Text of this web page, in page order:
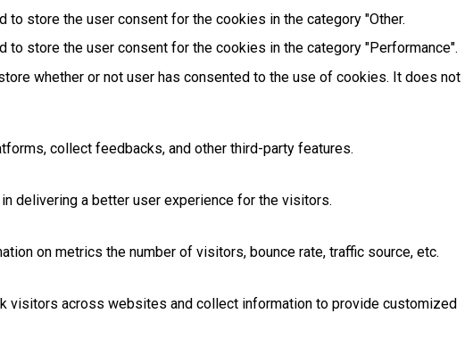
store the user consent for the cookies in the category "Other.
store the user consent for the cookies in the category "Performance".
whether or not user has consented to the use of cookies. It does not
collect feedbacks, and other third-party features.
delivering a better user experience for the visitors.
on metrics the number of visitors, bounce rate, traffic source, etc.
visitors across websites and collect information to provide customized